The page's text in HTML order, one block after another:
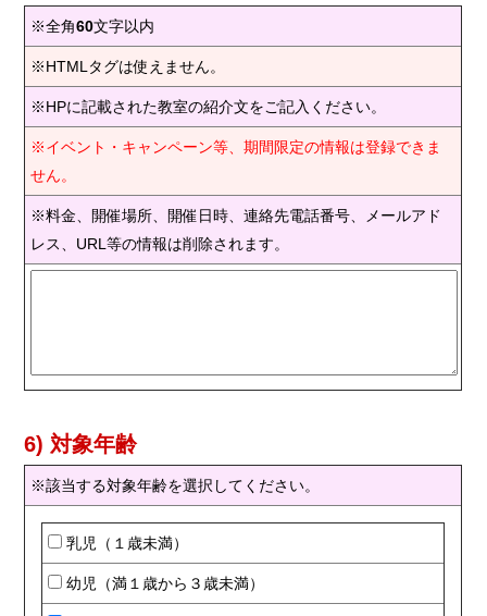
※全角60文字以内
※HTMLタグは使えません。
※HPに記載された教室の紹介文をご記入ください。
※イベント・キャンペーン等、期間限定の情報は登録できま
せん。
※料金、開催場所、開催日時、連絡先電話番号、メールアド
レス、URL等の情報は削除されます。
6) 対象年齢
※該当する対象年齢を選択してください。
乳児（１歳未満）
幼児（満１歳から３歳未満）